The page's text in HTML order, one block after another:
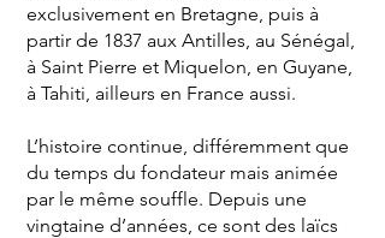
exclusivement en Bretagne, puis à
partir de 1837 aux Antilles, au Sénégal,
à Saint Pierre et Miquelon, en Guyane,
à Tahiti, ailleurs en France aussi.
L’histoire continue, différemment que
du temps du fondateur mais animée
par le même souffle. Depuis une
vingtaine d’années, ce sont des laïcs